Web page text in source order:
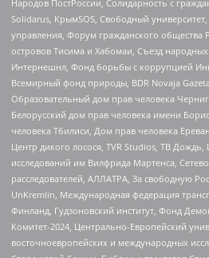
Народов ПостРоссии, Солидарность с
Solidarus, КрымSOS, Свободный университет,
управления, Форум гражданского общества
островов Тисима и Хабомаи, Съезд
Интернешнл, Фонд борьбы с коррупцией
Всемирный фонд природы, BDR Novaja
Образовательный дом прав человека
Белорусский дом прав человека имени
человека Тбилиси, Дом прав человека
Центр дикого лосося, TVR Studios, ТВ Дождь,
исследований им Вилфрида Мартенса,
расследователей, АЛЛАТРА, За свободную
UnKremlin, Международная федерация
Финланд, Гудзоновский институт, Фонд
Комитет-2024, Центрально-Европейский
восточноевропейских и международных